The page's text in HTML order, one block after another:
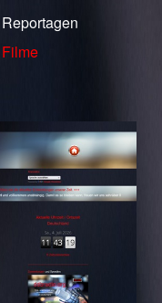
Reportagen
Filme